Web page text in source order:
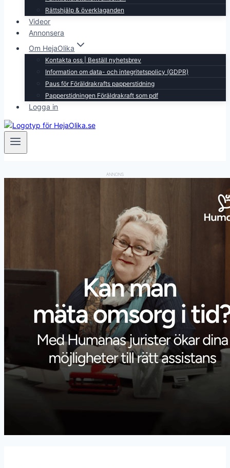
Rättshjälp & överklaganden
Videor
Annonsera
Om HejaOlika
Kontakta oss | Beställ nyhetsbrev
Information om data- och integritetspolicy (GDPR)
Paus för Föräldrakrafts papperstidning
Papperstidningen Föräldrakraft som pdf
Logga in
ANNONS